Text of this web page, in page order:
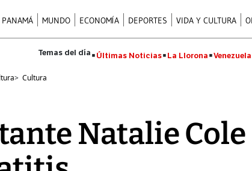
PANAMÁ MUNDO ECONOMÍA DEPORTES VIDA Y CULTURA
Últimas Noticias La Llorona Venezuela
> Cultura
Natalie